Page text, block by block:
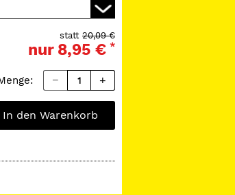
20,09 €
statt
nur 8,95 € *
In den Warenkorb